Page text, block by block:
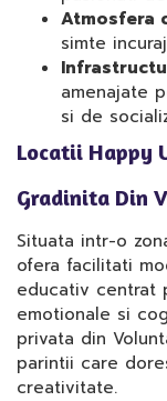
Atmosfera
simte
amenajate
si de
Locatii Happy
Gradinita Din
Situata intr-o
ofera facilitati
educativ centrat
emotionale si
privata din
parintii care
creativitate.